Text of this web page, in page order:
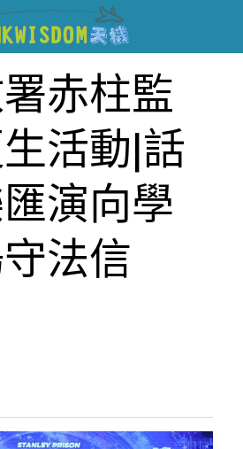
案
錄
災
署赤柱監
活動|話
演向學
法信